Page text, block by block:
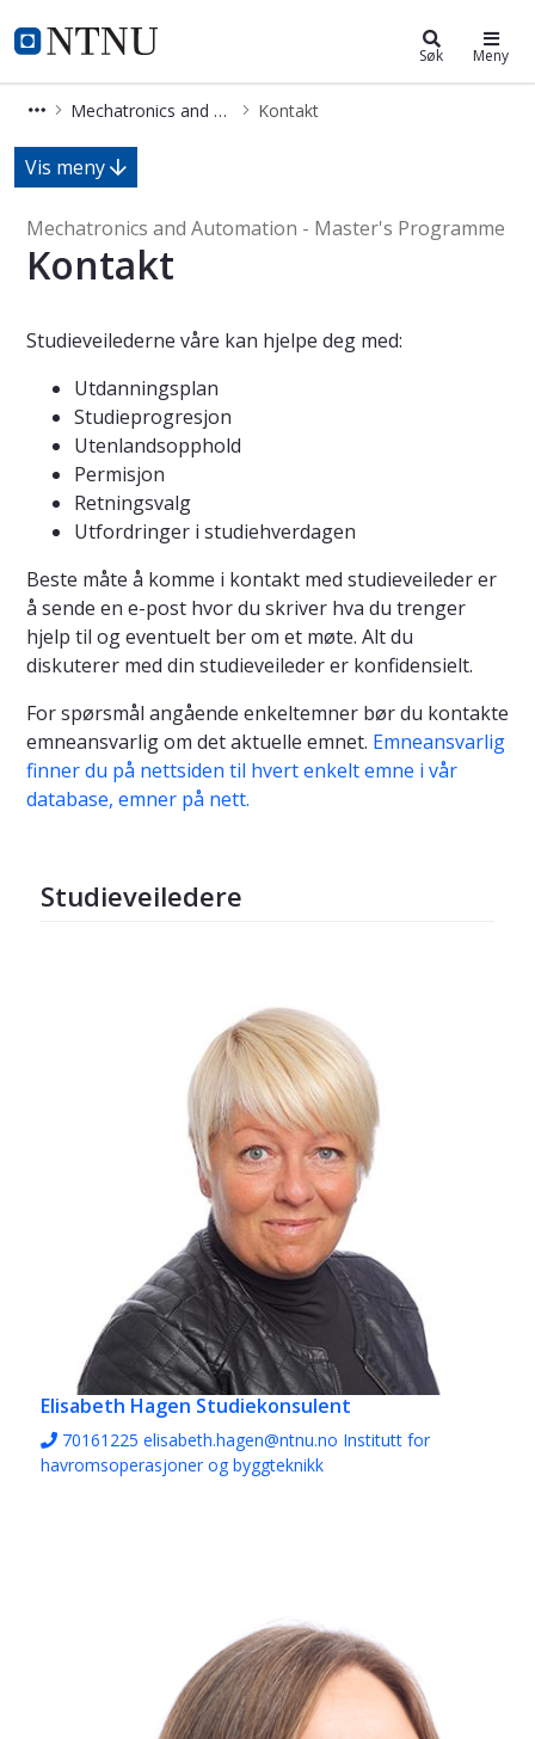
NTNU Hjemmeside
Mechatronics and Automation -
Søk Meny
Mechatronics and Automation - Master's Programme Kontakt
Kontakt - Mechatronics and
Vis meny
Mechatronics and Automation - Master's Programme
Kontakt
Studieveilederne våre kan hjelpe deg med:
Utdanningsplan
Studieprogresjon
Utenlandsopphold
Permisjon
Retningsvalg
Utfordringer i studiehverdagen
Beste måte å komme i kontakt med studieveileder er
å sende en e-post hvor du skriver hva du trenger
hjelp til og eventuelt ber om et møte. Alt du
diskuterer med din studieveileder er konfidensielt.
For spørsmål angående enkeltemner bør du kontakte
emneansvarlig om det aktuelle emnet. Emneansvarlig
finner du på nettsiden til hvert enkelt emne i vår
database, emner på nett.
Studieveiledere
Elisabeth Hagen Studiekonsulent
70161225 elisabeth.hagen@ntnu.no Institutt for
havromsoperasjoner og byggteknikk